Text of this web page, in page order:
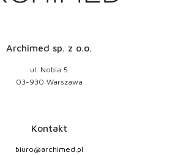
Archimed sp. z o.o.
ul. Nobla 5
03-930 Warszawa
Kontakt
biuro@archimed.pl